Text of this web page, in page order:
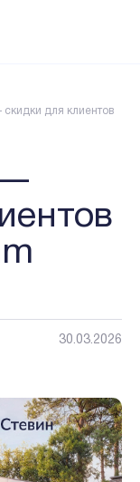
для клиентов
—
30.03.2026